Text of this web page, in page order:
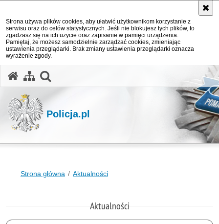
Strona używa plików cookies, aby ułatwić użytkownikom korzystanie z
serwisu oraz do celów statystycznych. Jeśli nie blokujesz tych plików, to
zgadzasz się na ich użycie oraz zapisanie w pamięci urządzenia.
Pamiętaj, że możesz samodzielnie zarządzać cookies, zmieniając
ustawienia przeglądarki. Brak zmiany ustawienia przeglądarki oznacza
wyrażenie zgody.
Policja.pl
Strona główna Aktualności
Aktualności